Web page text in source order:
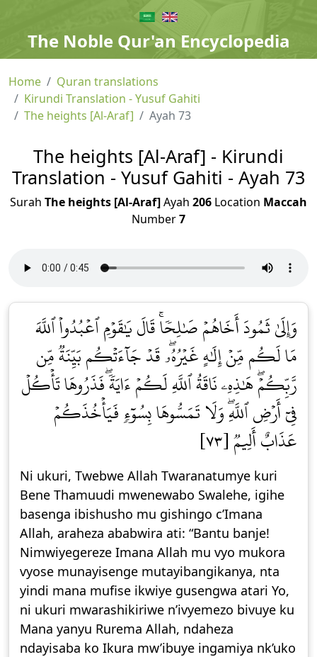
The Noble Qur'an Encyclopedia
Home
Quran translations
Kirundi Translation - Yusuf Gahiti
The heights [Al-Araf]
Ayah 73
The heights [Al-Araf] - Kirundi
Translation - Yusuf Gahiti - Ayah 73
Surah The heights [Al-Araf]Ayah 206 Location Maccah
Number7
وَإِلَىٰ ثَمُودَ أَخَاهُمۡ صَٰلِحٗاۚ قَالَ يَٰقَوۡمِ ٱعۡبُدُواْ ٱللَّهَ
مَا لَكُم مِّنۡ إِلَٰهٍ غَيۡرُهُۥۖ قَدۡ جَآءَتۡكُم بَيِّنَةٞ مِّن
رَّبِّكُمۡۖ هَٰذِهِۦ نَاقَةُ ٱللَّهِ لَكُمۡ ءَايَةٗۖ فَذَرُوهَا تَأۡكُلۡ
فِيٓ أَرۡضِ ٱللَّهِۖ وَلَا تَمَسُّوهَا بِسُوٓءٖ فَيَأۡخُذَكُمۡ
عَذَابٌ أَلِيمٞ [٧٣]
Ni ukuri, Twebwe Allah Twaranatumye kuri
Bene Thamuudi mwenewabo Swalehe, igihe
basenga ibishusho mu gishingo c’Imana
Allah, araheza ababwira ati: “Bantu banje!
Nimwiyegereze Imana Allah mu vyo mukora
vyose munayisenge mutayibangikanya, nta
yindi mana mufise ikwiye gusengwa atari Yo,
ni ukuri mwarashikiriwe n’ivyemezo bivuye ku
Mana yanyu Rurema Allah, ndaheza
ndayisaba ko Ikura mw’ibuye ingamiya nk’uko